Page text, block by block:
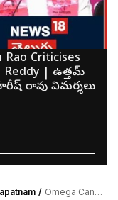
Rao Criticises
Reddy | ఉత్తమ్
రావు విమర్శలు
Omega Cancer Hospital